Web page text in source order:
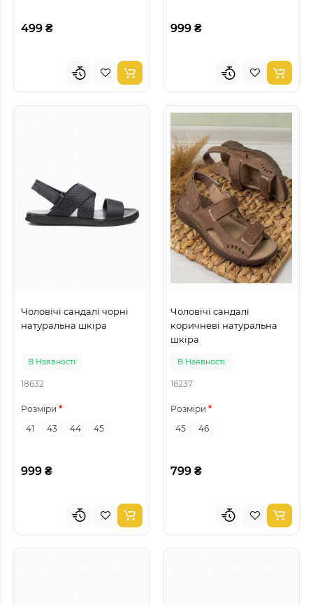
499 ₴ 999 ₴
Чоловічі сандалі чорні
натуральна шкіра
В Наявності
18632
Розміри
41
43 44 45
999 ₴
Чоловічі сандалі
коричневі натуральна
шкіра
В Наявності
16237
Розміри
45
46
799 ₴